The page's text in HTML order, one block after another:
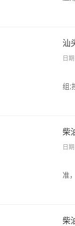
汕
日
组;
柴
日
准
柴